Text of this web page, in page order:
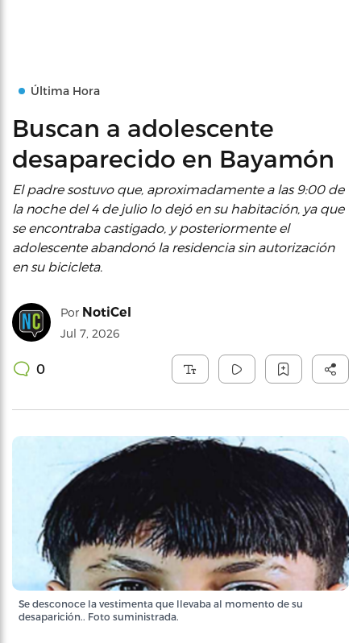
Última Hora
Buscan a adolescente
desaparecido en Bayamón
El padre sostuvo que, aproximadamente a las 9:00 de
la noche del 4 de julio lo dejó en su habitación, ya que
se encontraba castigado, y posteriormente el
adolescente abandonó la residencia sin autorización
en su bicicleta.
Por NotiCel
Jul 7, 2026
0
Se desconoce la vestimenta que llevaba al momento de su
desaparición.. Foto suministrada.